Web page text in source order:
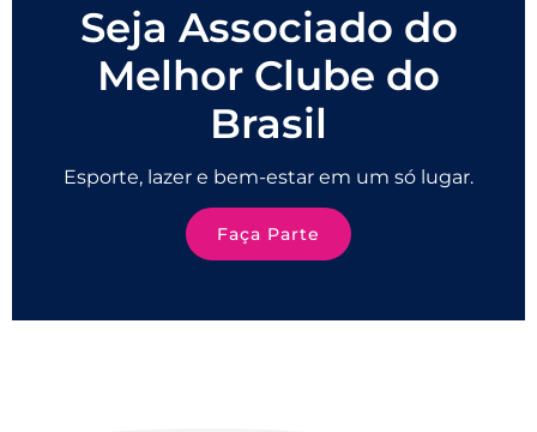
Seja Associado do
Melhor Clube do
Brasil
Esporte, lazer e bem-estar em um só lugar.
Faça Parte